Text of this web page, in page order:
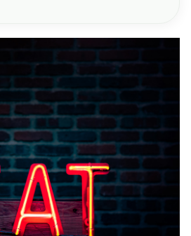
aspecten en wat elke
over haar opties en de zorg